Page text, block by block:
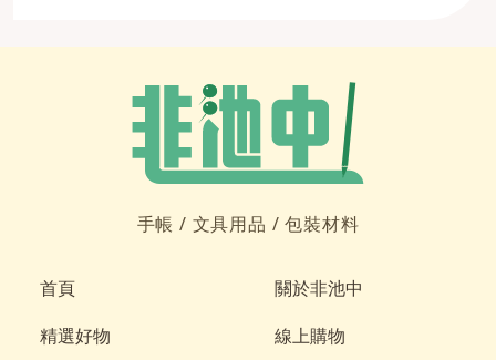
手帳 / 文具用品 /包裝材料
首頁
關於非池中
精選好物
線上購物